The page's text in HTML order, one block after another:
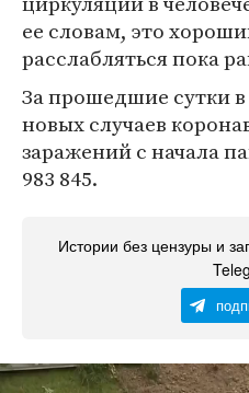
ее словам, это
расслабляться пока
За прошедшие сутки
новых случаев
заражений с начала
983 845.
Истории без цензуры и